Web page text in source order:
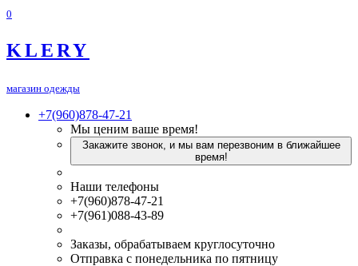
0
KLERY
магазин одежды
+7(960)878-47-21
Мы ценим ваше время!
Закажите звонок, и мы вам перезвоним в ближайшее
время!
Наши телефоны
+7(960)878-47-21
+7(961)088-43-89
Заказы, обрабатываем круглосуточно
Отправка с понедельника по пятницу